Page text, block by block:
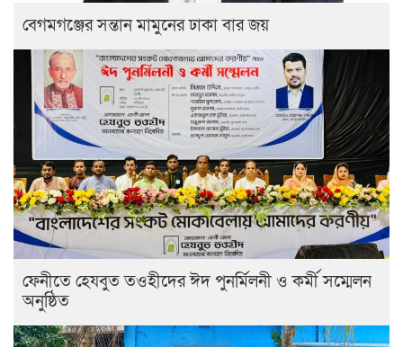
বেগমগঞ্জের সন্তান মামুনের ঢাকা বার জয়
ফেনীতে হেযবুত তওহীদের ঈদ পুনর্মিলনী ও কর্মী সম্মেলন
অনুষ্ঠিত